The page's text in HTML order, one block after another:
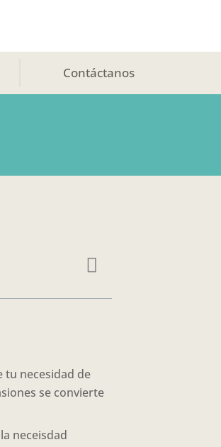
Contáctanos
tu necesidad de
se convierte
neceisdad